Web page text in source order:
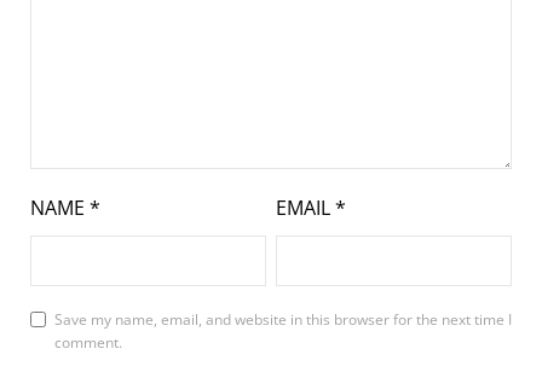
NAME * EMAIL*
Save my name, email, and website in this browser for the next time I
comment.